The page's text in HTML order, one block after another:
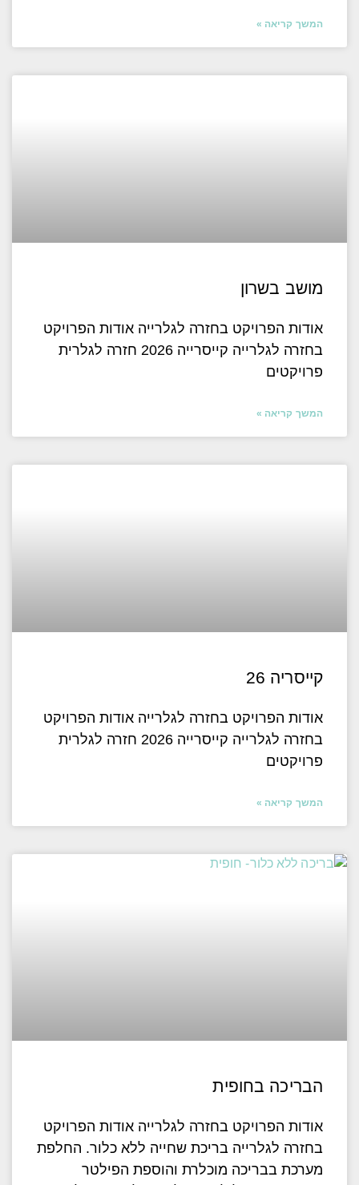
המשך קריאה »
מושב בשרון
אודות הפרויקט בחזרה לגלרייה אודות הפרויקט
בחזרה לגלרייה קייסרייה 2026 חזרה לגלרית
פרויקטים
המשך קריאה »
קייסריה 26
אודות הפרויקט בחזרה לגלרייה אודות הפרויקט
בחזרה לגלרייה קייסרייה 2026 חזרה לגלרית
פרויקטים
המשך קריאה »
הבריכה בחופית
אודות הפרויקט בחזרה לגלרייה אודות הפרויקט
בחזרה לגלרייה בריכת שחייה ללא כלור. החלפת
מערכת בבריכה מוכלרת והוספת הפילטר